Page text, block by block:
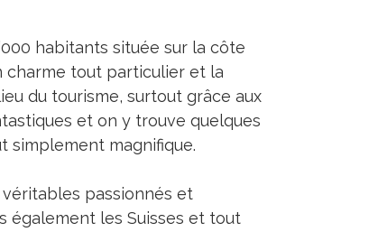
habitants située sur la côte
charme tout particulier et la
du tourisme, surtout grâce aux
et on y trouve quelques
simplement magnifique.
passionnés et
également les Suisses et tout